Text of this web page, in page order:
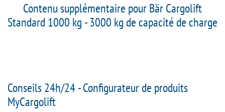
Contenu supplémentaire pour Bär Cargolift
Standard 1000 kg - 3000 kg de capacité de charge
Conseils 24h/24 - Configurateur de produits
MyCargolift